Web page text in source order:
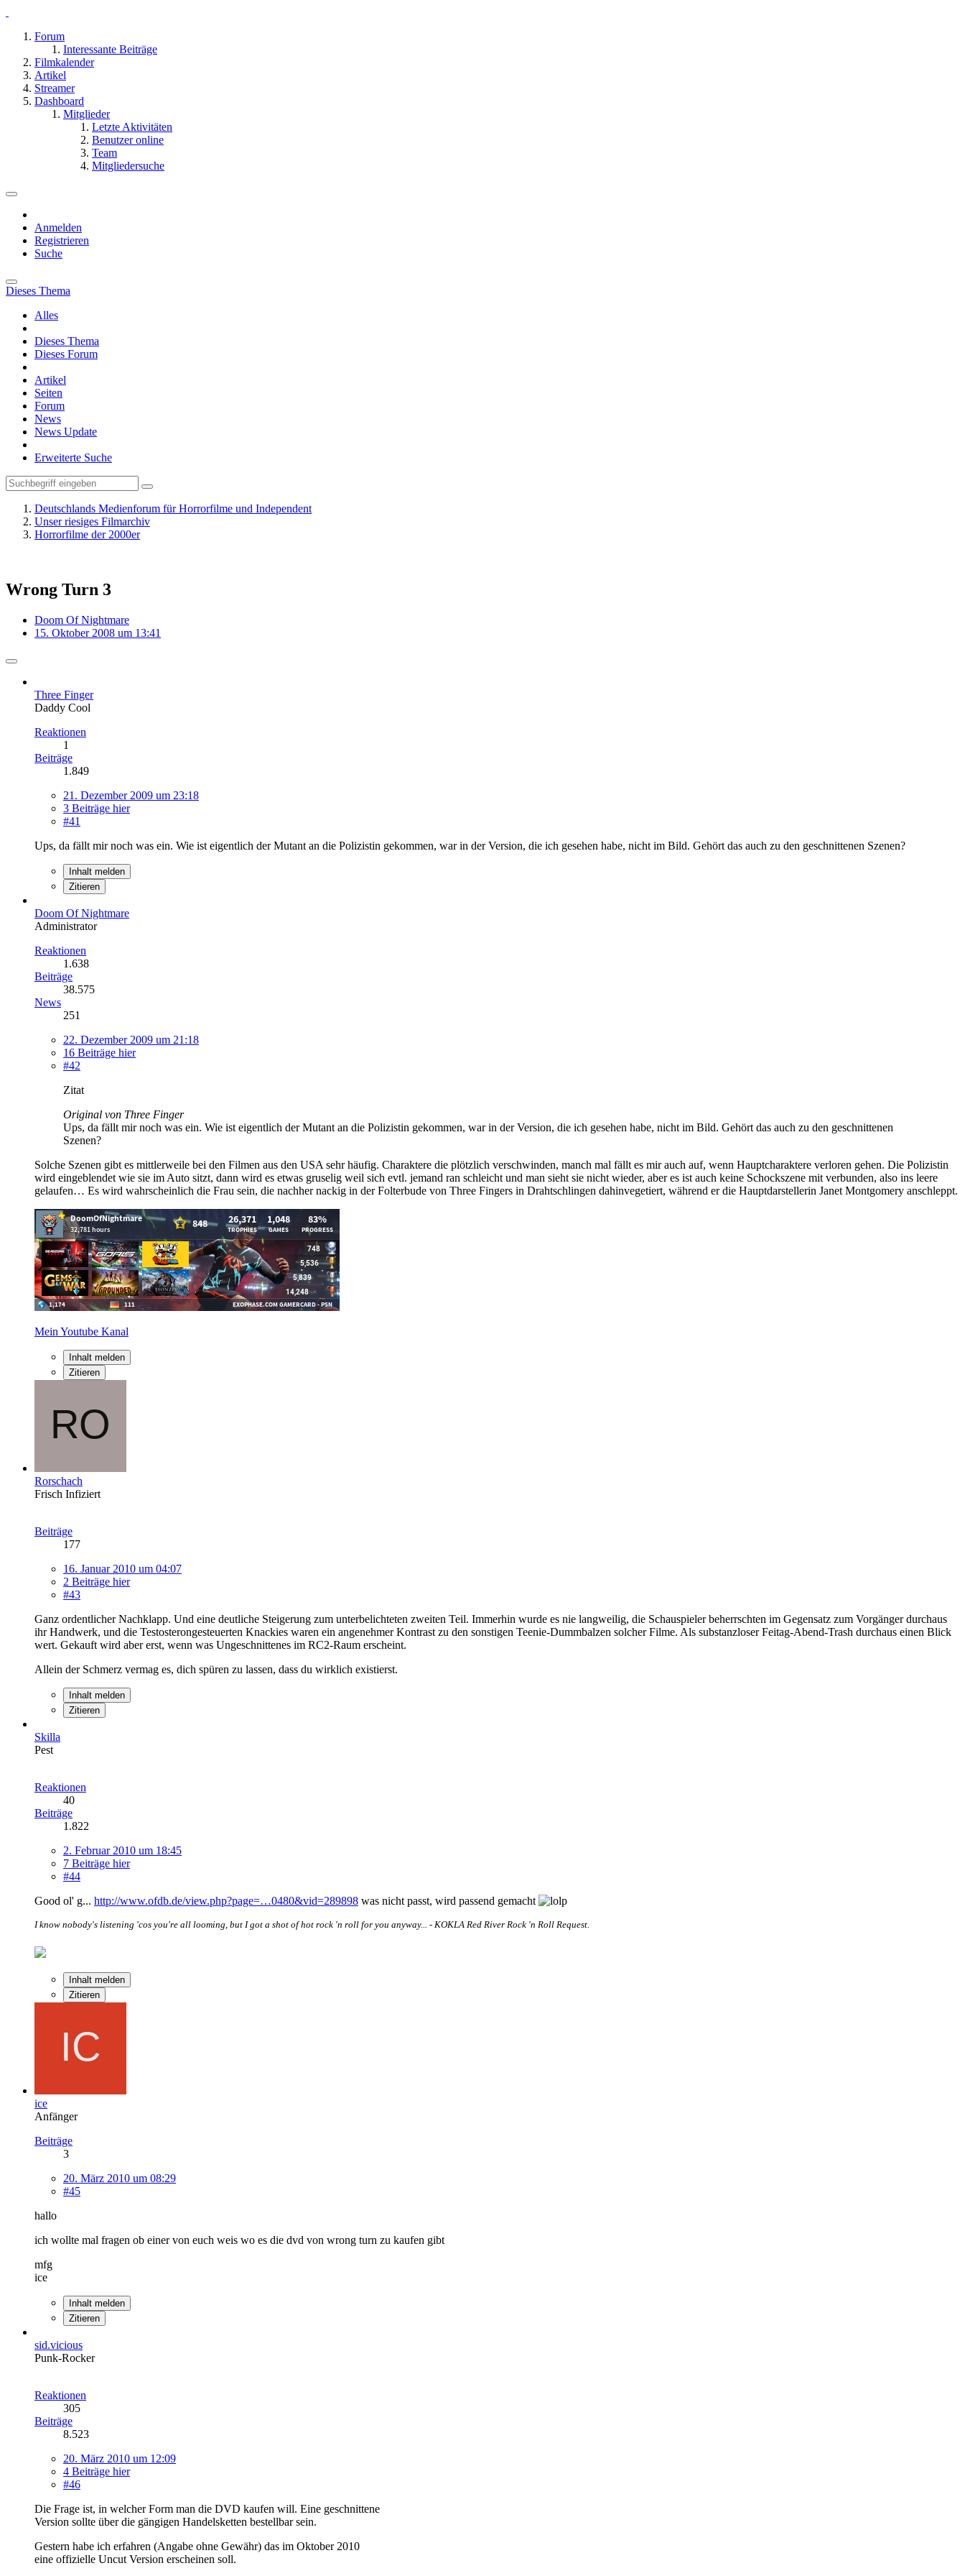
Forum
Interessante Beiträge
Filmkalender
Artikel
Streamer
Dashboard
Mitglieder
Letzte Aktivitäten
Benutzer online
Team
Mitgliedersuche
Anmelden
Registrieren
Suche
Dieses Thema
Alles
Dieses Thema
Dieses Forum
Artikel
Seiten
Forum
News
News Update
Erweiterte Suche
Deutschlands Medienforum für Horrorfilme und Independent
Unser riesiges Filmarchiv
Horrorfilme der 2000er
Wrong Turn 3
Doom Of Nightmare
15. Oktober 2008 um 13:41
Three Finger
Daddy Cool
Reaktionen
1
Beiträge
1.849
21. Dezember 2009 um 23:18
3 Beiträge hier
#41
Ups, da fällt mir noch was ein. Wie ist eigentlich der Mutant an die Polizistin gekommen, war in der Version, die ich gesehen habe, nicht im Bild. Gehört das auch zu den geschnittenen Szenen?
Inhalt melden
Zitieren
Doom Of Nightmare
Administrator
Reaktionen
1.638
Beiträge
38.575
News
251
22. Dezember 2009 um 21:18
16 Beiträge hier
#42
Zitat
Original von Three Finger
Ups, da fällt mir noch was ein. Wie ist eigentlich der Mutant an die Polizistin gekommen, war in der Version, die ich gesehen habe, nicht im Bild. Gehört das auch zu den geschnittenen
Szenen?
Solche Szenen gibt es mittlerweile bei den Filmen aus den USA sehr häufig. Charaktere die plötzlich verschwinden, manch mal fällt es mir auch auf, wenn Hauptcharaktere verloren gehen. Die Polizistin
wird eingeblendet wie sie im Auto sitzt, dann wird es etwas gruselig weil sich evtl. jemand ran schleicht und man sieht sie nicht wieder, aber es ist auch keine Schockszene mit verbunden, also ins leere
gelaufen… Es wird wahrscheinlich die Frau sein, die nachher nackig in der Folterbude von Three Fingers in Drahtschlingen dahinvegetiert, während er die Hauptdarstellerin Janet Montgomery anschleppt.
Mein Youtube Kanal
Inhalt melden
Zitieren
Rorschach
Frisch Infiziert
Beiträge
177
16. Januar 2010 um 04:07
2 Beiträge hier
#43
Ganz ordentlicher Nachklapp. Und eine deutliche Steigerung zum unterbelichteten zweiten Teil. Immerhin wurde es nie langweilig, die Schauspieler beherrschten im Gegensatz zum Vorgänger durchaus
ihr Handwerk, und die Testosterongesteuerten Knackies waren ein angenehmer Kontrast zu den sonstigen Teenie-Dummbalzen solcher Filme. Als substanzloser Feitag-Abend-Trash durchaus einen Blick
wert. Gekauft wird aber erst, wenn was Ungeschnittenes im RC2-Raum erscheint.
Allein der Schmerz vermag es, dich spüren zu lassen, dass du wirklich existierst.
Inhalt melden
Zitieren
Skilla
Pest
Reaktionen
40
Beiträge
1.822
2. Februar 2010 um 18:45
7 Beiträge hier
#44
Good ol' g... http://www.ofdb.de/view.php?page=…0480&vid=289898 was nicht passt, wird passend gemacht
I know nobody's listening 'cos you're all looming, but I got a shot of hot rock 'n roll for you anyway... - KOKLA Red River Rock 'n Roll Request.
Inhalt melden
Zitieren
ice
Anfänger
Beiträge
3
20. März 2010 um 08:29
#45
hallo
ich wollte mal fragen ob einer von euch weis wo es die dvd von wrong turn zu kaufen gibt
mfg
ice
Inhalt melden
Zitieren
sid.vicious
Punk-Rocker
Reaktionen
305
Beiträge
8.523
20. März 2010 um 12:09
4 Beiträge hier
#46
Die Frage ist, in welcher Form man die DVD kaufen will. Eine geschnittene
Version sollte über die gängigen Handelsketten bestellbar sein.
Gestern habe ich erfahren (Angabe ohne Gewähr) das im Oktober 2010
eine offizielle Uncut Version erscheinen soll.